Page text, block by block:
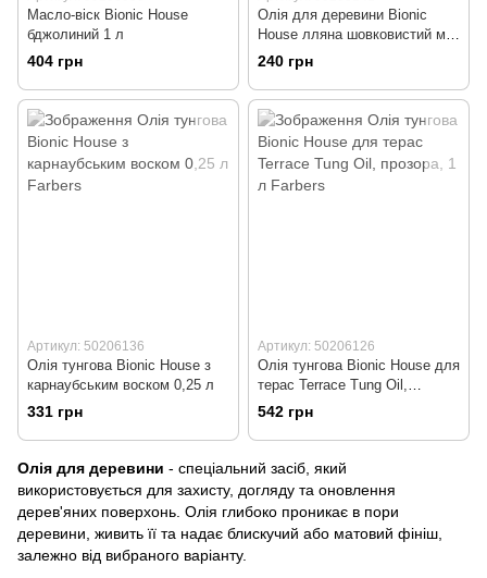
Масло-віск Bionic House
бджолиний 1 л
404 грн
Олія для деревини Bionic
House лляна шовковистий мат
1 л
240 грн
Артикул: 50206136
Олія тунгова Bionic House з
карнаубським воском 0,25 л
331 грн
Артикул: 50206126
Олія тунгова Bionic House для
терас Terrace Tung Oil,
прозора, 1 л
542 грн
Олія для деревини - спеціальний засіб, який
використовується для захисту, догляду та оновлення
дерев'яних поверхонь. Олія глибоко проникає в пори
деревини, живить її та надає блискучий або матовий фініш,
залежно від вибраного варіанту.